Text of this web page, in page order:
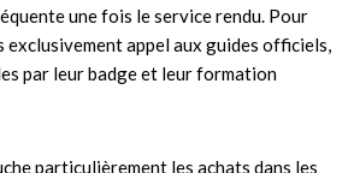
une fois le service rendu. Pour
appel aux guides officiels,
par leur badge et leur formation
particulièrement les achats dans les